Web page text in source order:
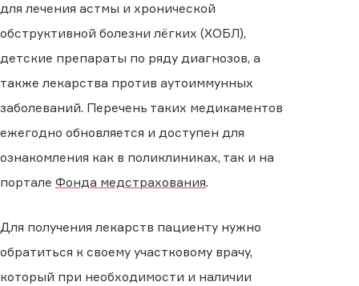
для лечения астмы и хронической
обструктивной болезни лёгких (ХОБЛ),
детские препараты по ряду диагнозов, а
также лекарства против аутоиммунных
заболеваний. Перечень таких медикаментов
ежегодно обновляется и доступен для
ознакомления как в поликлиниках, так и на
портале Фонда медстрахования.
Для получения лекарств пациенту нужно
обратиться к своему участковому врачу,
который при необходимости и наличии